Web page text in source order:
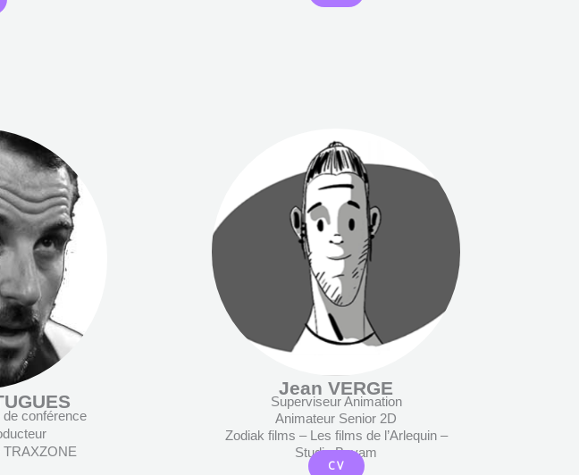
conférence
TRAXZONE
Jean VERGE
Superviseur Animation
Animateur Senior 2D
Zodiak films – Les films de l’Arlequin –
Studio Bayam
CV